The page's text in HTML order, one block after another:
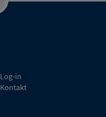
Log-in
Kontakt